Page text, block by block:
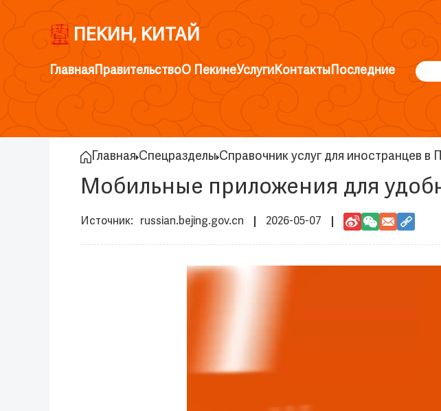
ПЕКИН, КИТАЙ
ГлавнаяПравительствоО ПекинеУслугиКонтактыПоследние
Главная Спецразделы Справочник услуг для иностранцев в
Мобильные приложения для
russian.bejing.gov.cn 2026-05-07